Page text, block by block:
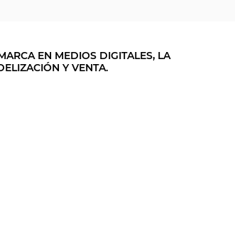
EN MEDIOS DIGITALES, LA
Y VENTA.